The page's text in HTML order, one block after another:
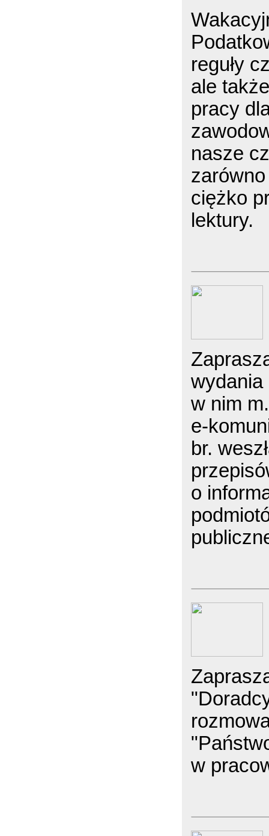
reguły
ale
pracy
nasze
ciężko
lektury.
wydania
w nim
e-
br.
o
w